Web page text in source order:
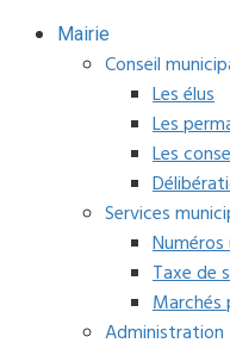
Mairie
Conseil
Les élus
Les
Les
Services
Taxe de
Marchés
Administration